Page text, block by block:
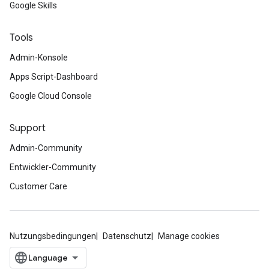
Google Skills
Tools
Admin-Konsole
Apps Script-Dashboard
Google Cloud Console
Support
Admin-Community
Entwickler-Community
Customer Care
Nutzungsbedingungen Datenschutz Manage cookies